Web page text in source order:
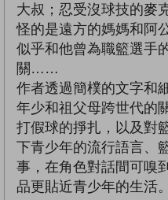
大叔；忍受沒球技的麥
怪的是遠方的媽媽和阿
似乎和他曾為職籃選手
關……
作者透過簡樸的文字和
年少和祖父母跨世代的
打假球的掙扎，以及對
下青少年的流行語言、
事，在角色對話間可嗅
品更貼近青少年的生活。